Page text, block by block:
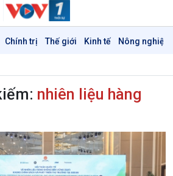
Chính trị Thế giới Kinh tế Nông nghiệp
nhiên liệu hàng